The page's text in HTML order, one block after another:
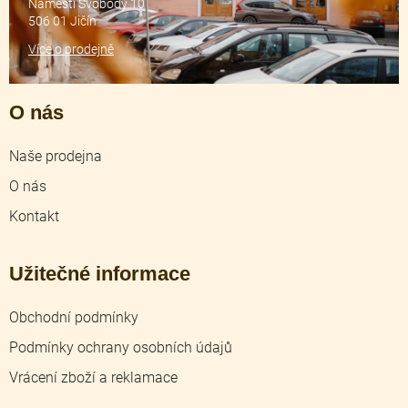
O nás
Naše prodejna
O nás
Kontakt
Užitečné informace
Obchodní podmínky
Podmínky ochrany osobních údajů
Vrácení zboží a reklamace
Náměstí Svobody 10
506 01 Jičín
Více o prodejně